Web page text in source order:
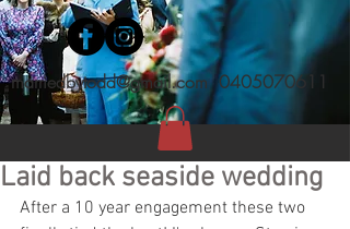
marriedbytodd@gmail.com 0405070611
Laid back seaside wedding
After a 10 year engagement these two